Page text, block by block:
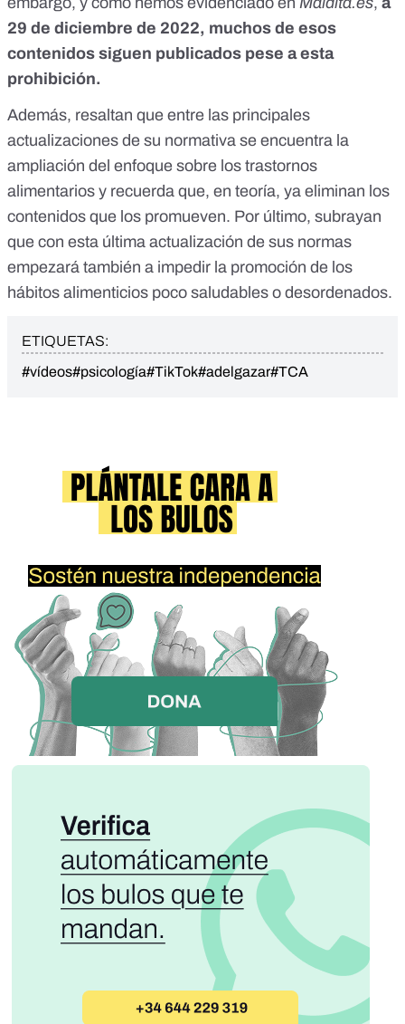
29 de diciembre de 2022, muchos de esos
contenidos siguen publicados pese a esta
prohibición.
Además, resaltan que entre las principales
actualizaciones de su normativa se encuentra la
ampliación del enfoque sobre los trastornos
alimentarios y recuerda que, en teoría, ya eliminan los
contenidos que los promueven. Por último, subrayan
que con esta última actualización de sus normas
empezará también a impedir la promoción de los
hábitos alimenticios poco saludables o desordenados.
ETIQUETAS:
#vídeos#psicología#TikTok#adelgazar#TCA